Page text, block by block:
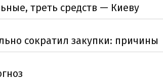
треть средств — Киеву
сократил закупки: причины